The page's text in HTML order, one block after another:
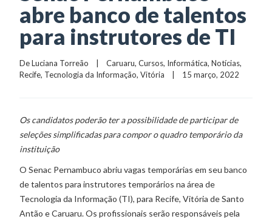
abre banco de talentos
para instrutores de TI
De Luciana Torreão
    |
Caruaru, Cursos, Informática, Notícias
Recife, Tecnologia da Informação, Vitória
    |    15 março, 2022
Os candidatos poderão ter a possibilidade de participar de
seleções simplificadas para compor o quadro temporário da
instituição
O Senac Pernambuco abriu vagas temporárias em seu banco
de talentos para instrutores temporários na área de
Tecnologia da Informação (TI), para Recife, Vitória de Santo
Antão e Caruaru. Os profissionais serão responsáveis pela